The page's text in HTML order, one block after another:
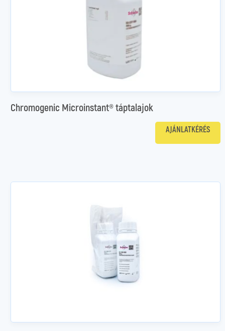
Chromogenic Microinstant® táptalajok
AJÁNLATKÉRÉS